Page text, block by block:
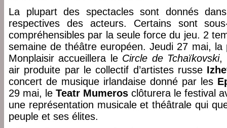
La plupart des spectacles sont donnés
respectives des acteurs. Certains sont
compréhensibles par la seule force du jeu. 2
semaine de théâtre européen. Jeudi 27 mai, la
Monplaisir accueillera le Circle de Tchaïkovski,
air produite par le collectif d’artistes russe
concert de musique irlandaise donné par les
29 mai, le Teatr Mumeros clôturera le festival
une représentation musicale et théâtrale qui
peuple et ses élites.